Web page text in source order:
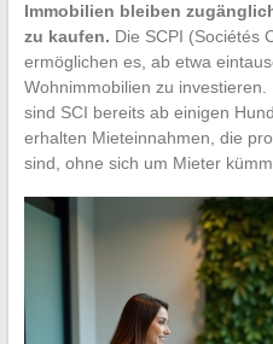
Immobilien bleiben
zu kaufen. Die SCPI (Sociétés
ermöglichen es, ab etwa
Wohnimmobilien zu
sind SCI bereits ab einigen
erhalten Mieteinnahmen, die
sind, ohne sich um Mieter